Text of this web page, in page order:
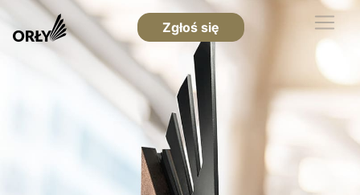
Zgłoś się